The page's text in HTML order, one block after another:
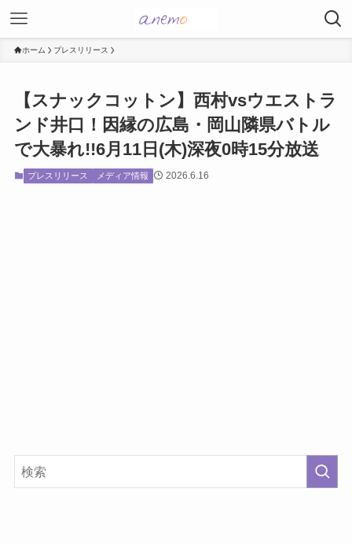
ホーム プレスリリース
【スナックコットン】西村vsウエストラ
ンド井口！因縁の広島・岡山隣県バトル
で大暴れ!!6月11日(木)深夜0時15分放送
プレスリリース メディア情報 2026.6.16